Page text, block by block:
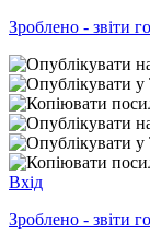
Зроблено - звіти
Вхід
Зроблено - звіти